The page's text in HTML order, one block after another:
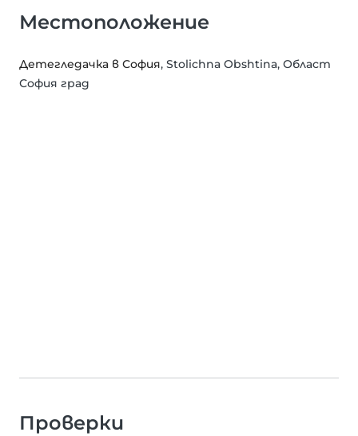
Местоположение
Детегледачка в София, Stolichna Obshtina, Област
София град
Проверки